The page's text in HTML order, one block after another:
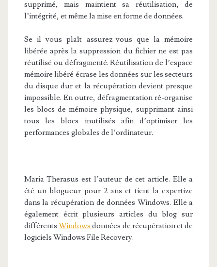
supprimé, mais maintient sa réutilisation, de
l’intégrité, et même la mise en forme de données.
Se il vous plaît assurez-vous que la mémoire
libérée après la suppression du fichier ne est pas
réutilisé ou défragmenté. Réutilisation de l’espace
mémoire libéré écrase les données sur les secteurs
du disque dur et la récupération devient presque
impossible. En outre, défragmentation ré-organise
les blocs de mémoire physique, supprimant ainsi
tous les blocs inutilisés afin d’optimiser les
performances globales de l’ordinateur.
Maria Therasus est l’auteur de cet article. Elle a
été un blogueur pour 2 ans et tient la expertize
dans la récupération de données Windows. Elle a
également écrit plusieurs articles du blog sur
différentsWindowsdonnées de récupération et de
logiciels Windows File Recovery.